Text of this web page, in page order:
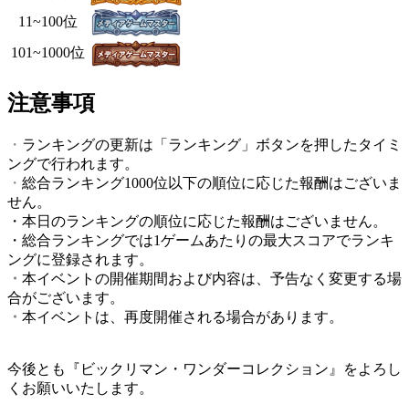
11~100位
101~1000位
注意事項
・ ランキングの更新は「ランキング」ボタンを押したタイミ
ングで行われます。
・ 総合ランキング1000位以下の順位に応じた報酬はございま
せん。
・本日のランキングの順位に応じた報酬はございません。
・総合ランキングでは1ゲームあたりの最大スコアでランキ
ングに登録されます。
・ 本イベントの開催期間および内容は、予告なく変更する場
合がございます。
・ 本イベントは、再度開催される場合があります。
今後とも『ビックリマン・ワンダーコレクション』をよろし
くお願いいたします。